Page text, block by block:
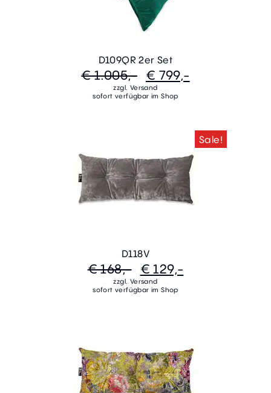
D109QR 2er Set
€ 1.005,- € 799,-
zzgl. Versand
sofort verfügbar im Shop
Sale!
D118V
€ 168,- € 129,-
zzgl. Versand
sofort verfügbar im Shop